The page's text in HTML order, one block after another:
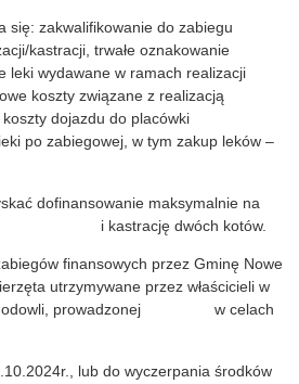
się: zakwalifikowanie do zabiegu
kastracji, trwałe oznakowanie
leki wydawane w ramach realizacji
koszty związane z realizacją
dojazdu do placówki
po zabiegowej, w tym zakup leków –
dofinansowanie maksymalnie na
i kastrację dwóch kotów.
finansowych przez Gminę Nowe
utrzymywane przez właścicieli w
hodowli, prowadzonej w celach
lub do wyczerpania środków